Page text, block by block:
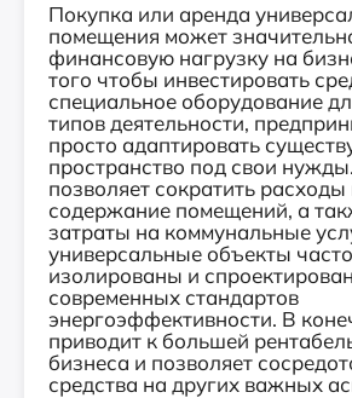
Покупка или аренда
помещения может
финансовую нагрузку на
того чтобы инвестировать
специальное оборудование
типов деятельности,
просто адаптировать
пространство под свои
позволяет сократить
содержание помещений, а
затраты на коммунальные
универсальные объекты
изолированы и
современных стандартов
энергоэффективности. В
приводит к большей
бизнеса и позволяет
средства на других важных